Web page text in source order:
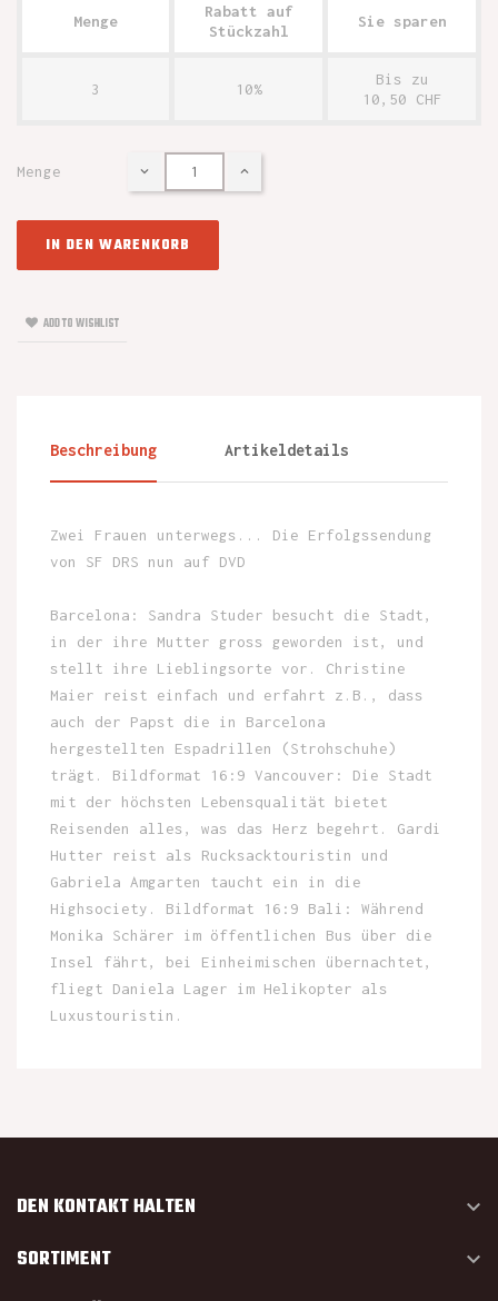
Menge
Rabatt auf
Stückzahl
Sie sparen
3 10%
Bis zu
10,50 CHF
Menge
IN DEN WARENKORB
ADD TO WISHLIST
Beschreibung Artikeldetails
Zwei Frauen unterwegs... Die Erfolgssendung
von SF DRS nun auf DVD
Barcelona: Sandra Studer besucht die Stadt,
in der ihre Mutter gross geworden ist, und
stellt ihre Lieblingsorte vor. Christine
Maier reist einfach und erfahrt z.B., dass
auch der Papst die in Barcelona
hergestellten Espadrillen (Strohschuhe)
trägt. Bildformat 16:9 Vancouver: Die Stadt
mit der höchsten Lebensqualität bietet
Reisenden alles, was das Herz begehrt. Gardi
Hutter reist als Rucksacktouristin und
Gabriela Amgarten taucht ein in die
Highsociety. Bildformat 16:9 Bali: Während
Monika Schärer im öffentlichen Bus über die
Insel fährt, bei Einheimischen übernachtet,
fliegt Daniela Lager im Helikopter als
Luxustouristin.
DEN KONTAKT HALTEN 
SORTIMENT 